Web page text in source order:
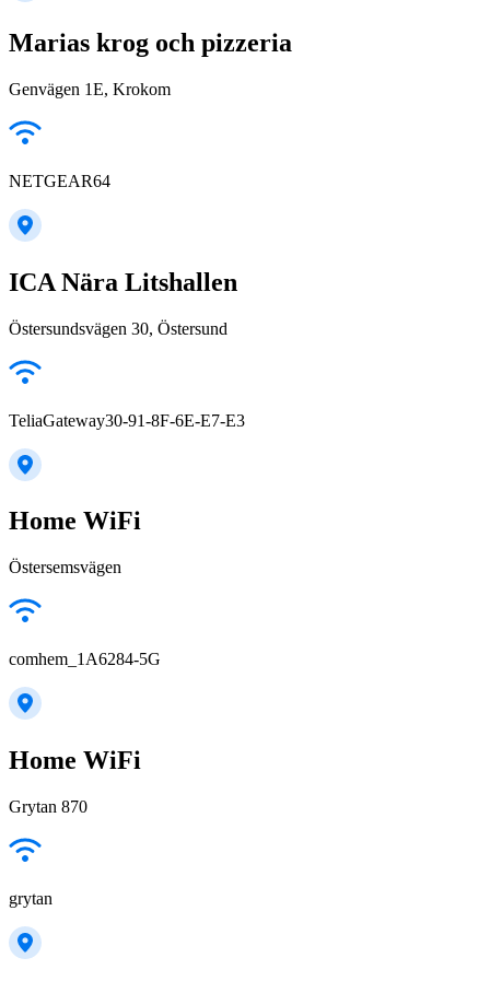
Marias krog och pizzeria
Genvägen 1E, Krokom
NETGEAR64
ICA Nära Litshallen
Östersundsvägen 30, Östersund
TeliaGateway30-91-8F-6E-E7-E3
Home WiFi
Östersemsvägen
comhem_1A6284-5G
Home WiFi
Grytan 870
grytan